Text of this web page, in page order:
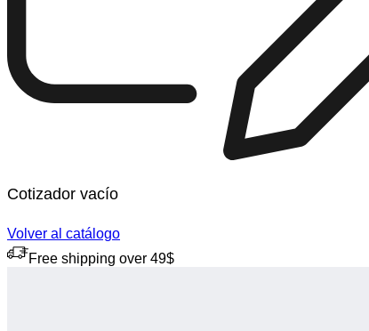
Cotizador vacío
Volver al catálogo
Free shipping over 49$